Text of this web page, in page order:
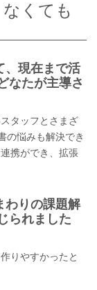
くても
、現在まで活
なたが主導さ
タッフとさまざ
の悩みも解決でき
携ができ、拡張
わりの課題解
られました
りやすかったと